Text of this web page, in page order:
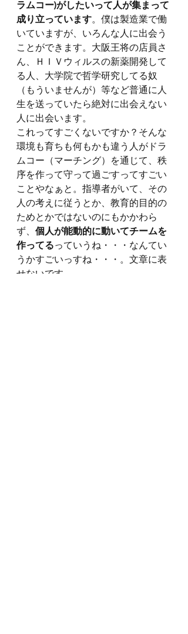
ラムコー)がしたいって人が集まって
成り立っています。僕は製造業で働
いていますが、いろんな人に出会う
ことができます。大阪王将の店員さ
ん、ＨＩＶウィルスの新薬開発して
る人、大学院で哲学研究してる奴
（もういませんが）等など普通に人
生を送っていたら絶対に出会えない
人に出会います。
これってすごくないですか？そんな
環境も育ちも何もかも違う人がドラ
ムコー（マーチング）を通じて、秩
序を作って守って過ごすってすごい
ことやなぁと。指導者がいて、その
人の考えに従うとか、教育的目的の
ためとかではないのにもかかわら
ず、 個人が能動的に動いてチームを
作ってるっていうね・・・なんてい
うかすごいっすね・・・。文章に表
せないです。